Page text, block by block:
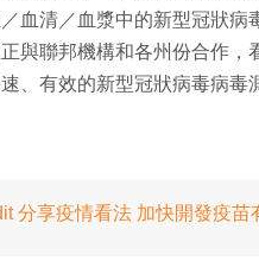
血清／血漿中的新型冠狀病
與聯邦機構和各州份合作，
、有效的新型冠狀病毒病毒
分享疫情看法 加快開發疫苗